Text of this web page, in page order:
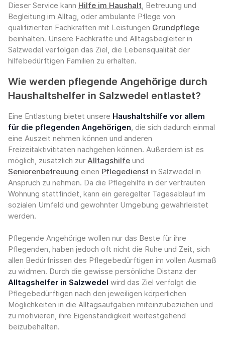
Dieser Service kann Hilfe im Haushalt, Betreuung und
Begleitung im Alltag, oder ambulante Pflege von
qualifizierten Fachkräften mit Leistungen Grundpflege
beinhalten. Unsere Fachkräfte und Alltagsbegleiter in
Salzwedel verfolgen das Ziel, die Lebensqualität der
hilfebedürftigen Familien zu erhalten.
Wie werden pflegende Angehörige durch
Haushaltshelfer in Salzwedel entlastet?
Eine Entlastung bietet unsere Haushaltshilfe vor allem
für die pflegenden Angehörigen, die sich dadurch einmal
eine Auszeit nehmen können und anderen
Freizeitaktivititaten nachgehen können. Außerdem ist es
möglich, zusätzlich zur Alltagshilfe und
Seniorenbetreuung einen Pflegedienst in Salzwedel in
Anspruch zu nehmen. Da die Pflegehilfe in der vertrauten
Wohnung stattfindet, kann ein geregelter Tagesablauf im
sozialen Umfeld und gewohnter Umgebung gewährleistet
werden.
Pflegende Angehörige wollen nur das Beste für ihre
Pflegenden, haben jedoch oft nicht die Ruhe und Zeit, sich
allen Bedürfnissen des Pflegebedürftigen im vollen Ausmaß
zu widmen. Durch die gewisse persönliche Distanz der
Alltagshelfer in Salzwedel wird das Ziel verfolgt die
Pflegebedürftigen nach den jeweiligen körperlichen
Möglichkeiten in die Alltagsaufgaben miteinzubeziehen und
zu motivieren, ihre Eigenständigkeit weitestgehend
beizubehalten.